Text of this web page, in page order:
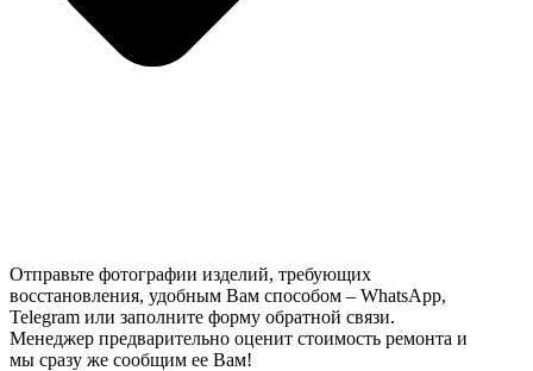
Отправьте фотографии изделий, требующих
восстановления, удобным Вам способом – WhatsApp,
Telegram или заполните форму обратной связи.
Менеджер предварительно оценит стоимость ремонта и
мы сразу же сообщим ее Вам!